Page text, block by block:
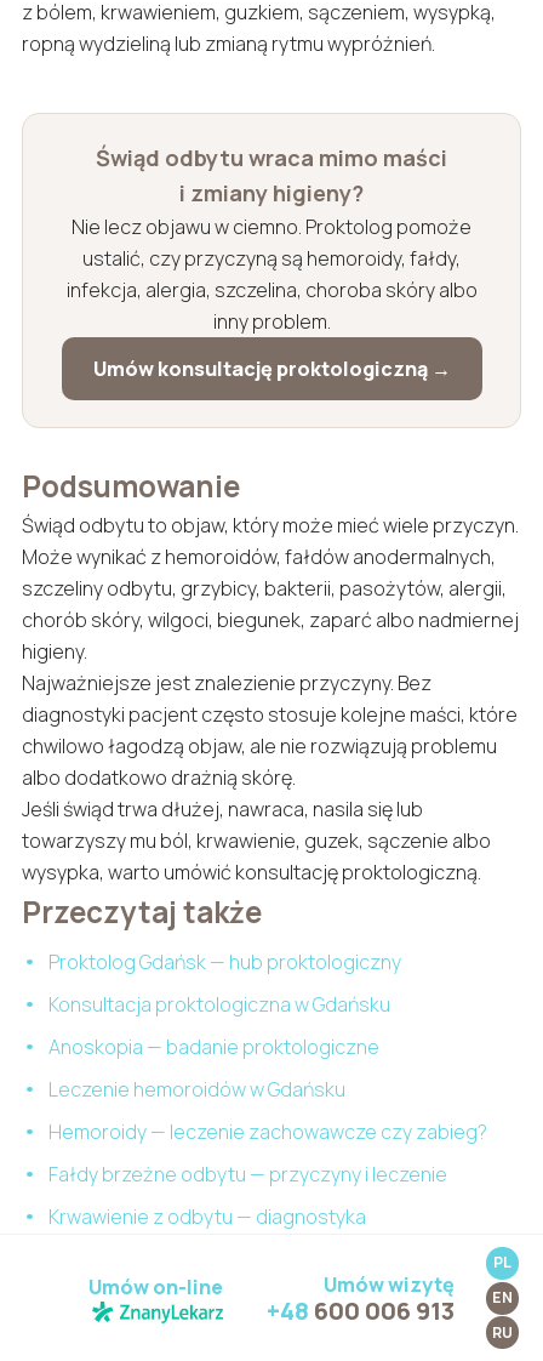
Umów on-line Umów wizytę
+48 600 006 913
PL
EN
RU
z bólem, krwawieniem, guzkiem, sączeniem, wysypką,
ropną wydzieliną lub zmianą rytmu wypróżnień.
Świąd odbytu wraca mimo maści
i zmiany higieny?
Nie lecz objawu w ciemno. Proktolog pomoże
ustalić, czy przyczyną są hemoroidy, fałdy,
infekcja, alergia, szczelina, choroba skóry albo
inny problem.
Umów konsultację proktologiczną →
Podsumowanie
Świąd odbytu to objaw, który może mieć wiele przyczyn.
Może wynikać z hemoroidów, fałdów anodermalnych,
szczeliny odbytu, grzybicy, bakterii, pasożytów, alergii,
chorób skóry, wilgoci, biegunek, zaparć albo nadmiernej
higieny.
Najważniejsze jest znalezienie przyczyny. Bez
diagnostyki pacjent często stosuje kolejne maści, które
chwilowo łagodzą objaw, ale nie rozwiązują problemu
albo dodatkowo drażnią skórę.
Jeśli świąd trwa dłużej, nawraca, nasila się lub
towarzyszy mu ból, krwawienie, guzek, sączenie albo
wysypka, warto umówić konsultację proktologiczną.
Przeczytaj także
Proktolog Gdańsk — hub proktologiczny
Konsultacja proktologiczna w Gdańsku
Anoskopia — badanie proktologiczne
Leczenie hemoroidów w Gdańsku
Hemoroidy — leczenie zachowawcze czy zabieg?
Fałdy brzeżne odbytu — przyczyny i leczenie
Krwawienie z odbytu — diagnostyka
Szczelina odbytu — leczenie toksyną botulinową
Ropień okołoodbytniczy — objawy i pilna konsultacja